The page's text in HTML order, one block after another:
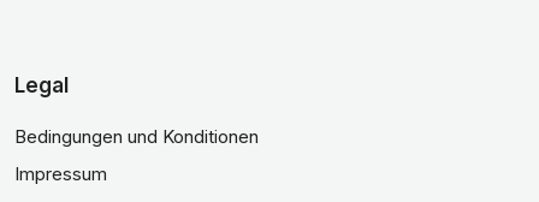
Legal
Bedingungen und Konditionen
Impressum